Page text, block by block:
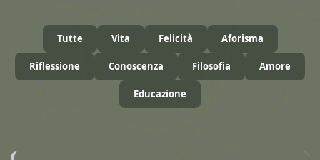
Tutte Vita Felicità Aforisma
Riflessione Conoscenza Filosofia Amore
Educazione